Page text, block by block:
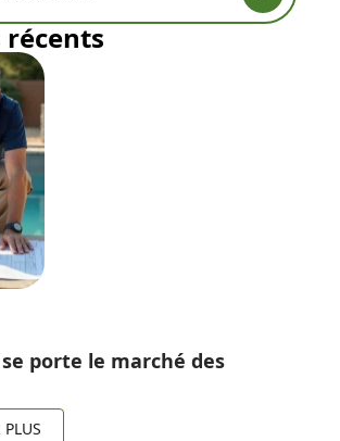
récents
porte le marché des